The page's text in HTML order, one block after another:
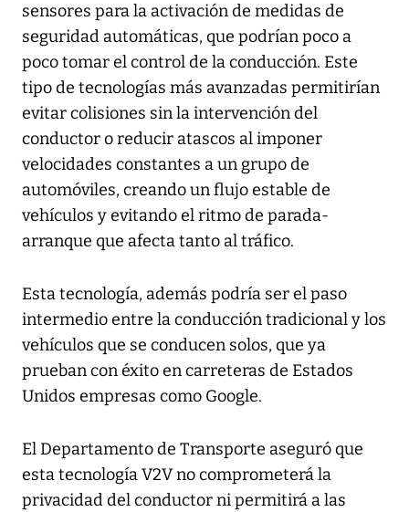
sensores para la activación de medidas de
seguridad automáticas, que podrían poco a
poco tomar el control de la conducción. Este
tipo de tecnologías más avanzadas permitirían
evitar colisiones sin la intervención del
conductor o reducir atascos al imponer
velocidades constantes a un grupo de
automóviles, creando un flujo estable de
vehículos y evitando el ritmo de parada-
arranque que afecta tanto al tráfico.
Esta tecnología, además podría ser el paso
intermedio entre la conducción tradicional y los
vehículos que se conducen solos, que ya
prueban con éxito en carreteras de Estados
Unidos empresas como Google.
El Departamento de Transporte aseguró que
esta tecnología V2V no comprometerá la
privacidad del conductor ni permitirá a las